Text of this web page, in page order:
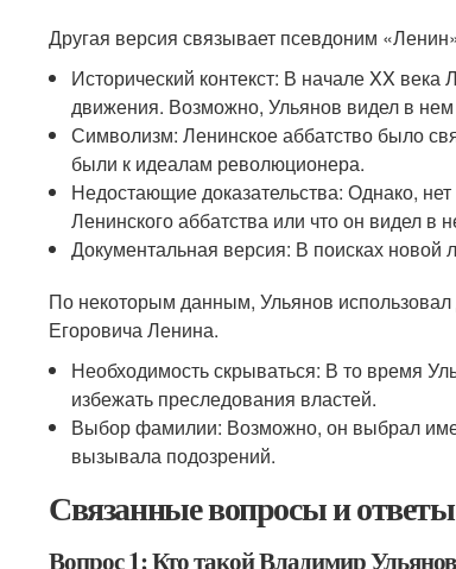
Другая версия связывает псевдоним
Исторический контекст: В начале XX
движения. Возможно, Ульянов видел в
Символизм: Ленинское аббатство было
были к идеалам революционера.
Недостающие доказательства: Однако,
Ленинского аббатства или что он видел в
Документальная версия: В поисках новой
По некоторым данным, Ульянов
Егоровича Ленина.
Необходимость скрываться: В то время
избежать преследования властей.
Выбор фамилии: Возможно, он выбрал
вызывала подозрений.
Связанные вопросы и
Вопрос 1: Кто такой Владимир